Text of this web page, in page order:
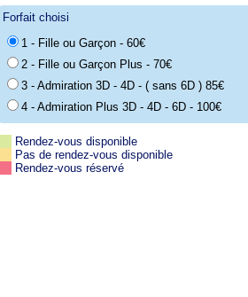
Forfait choisi
1 - Fille ou Garçon - 60€
2 - Fille ou Garçon Plus - 70€
3 - Admiration 3D - 4D - ( sans 6D ) 85€
4 - Admiration Plus 3D - 4D - 6D - 100€
Rendez-vous disponible
Pas de rendez-vous disponible
Rendez-vous réservé